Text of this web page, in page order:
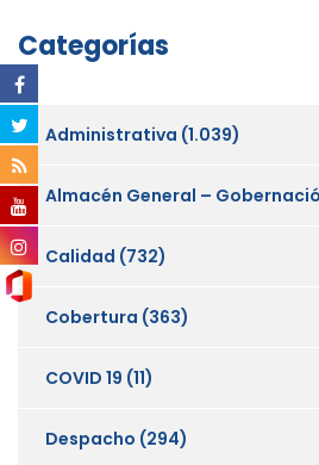
Categorías
Administrativa (1.039)
Almacén General –
Calidad (732)
Cobertura (363)
COVID 19 (11)
Despacho (294)